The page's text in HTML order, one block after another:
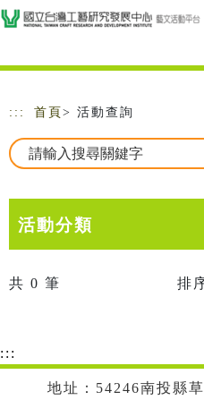
跳到主要內容
網站導覽
::: 首頁 > 活動查詢
活動分類
共 0 筆 排
:::
地址：54246南投縣